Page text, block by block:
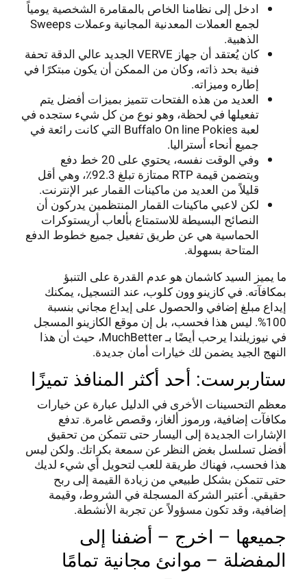
ادخل إلى نظامنا الخاص بالمقامرة الشخصية يومياً
لجمع العملات المعدنية المجانية وعملات Sweeps
الذهبية.
كان يُعتقد أن جهاز VERVE الجديد عالي الدقة تحفة
فنية بحد ذاته، وكان من الممكن أن يكون مبتكرًا في
إطاره وميزاته.
العديد من هذه الفتحات تتميز بميزات أفضل يتم
تفعيلها في لحظة، وهو نوع من كل شيء ستجده في
لعبة Buffalo On line Pokies التي كانت رائعة في
جميع أنحاء أستراليا.
وفي الوقت نفسه، يحتوي على 20 خط دفع
ويتضمن قيمة RTP ممتازة تبلغ 92.3٪، وهي أقل
قليلاً من العديد من ماكينات القمار عبر الإنترنت.
لكن لاعبي ماكينات القمار المنتظمين يدركون أن
النصائح البسيطة للاستمتاع بألعاب أريستوكرات
الحماسية هي عن طريق تفعيل جميع خطوط الدفع
المتاحة بسهولة.
ما يميز السيد كاشمان هو عدم القدرة على التنبؤ
بمكافآته. في كازينو وون كلوب، عند التسجيل، يمكنك
إيداع مبلغ إضافي والحصول على إيداع مجاني بنسبة
100%. ليس هذا فحسب، بل إن موقع الكازينو المسجل
في نيوزيلندا يرحب أيضًا بـ MuchBetter، حيث أن هذا
النهج الجيد يضمن لك خيارات أمان جديدة.
ستاربرست: أحد أكثر المنافذ تميزًا
معظم التحسينات الأخرى في الدليل عبارة عن خيارات
مكافآت إضافية، ورموز ألغاز، وقصص غامرة. تدفع
الإشارات الجديدة إلى اليسار حتى تتمكن من تحقيق
أفضل تسلسل بغض النظر عن سمعة بكراتك. ولكن ليس
هذا فحسب، فهناك طريقة للعب لتحويل أي شيء لديك
حتى تتمكن بشكل طبيعي من زيادة القيمة إلى ربح
حقيقي. أعتبر الشركة المسجلة في الشروط، وقيمة
إضافية، وقد تكون مسؤولاً عن تجربة الأنشطة.
جميعها – اخرج – أضفنا إلى
المفضلة – موانئ مجانية تمامًا